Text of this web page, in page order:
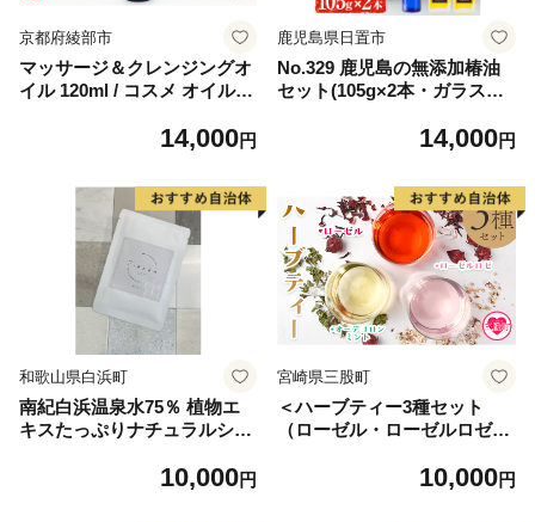
京都府綾部市
マッサージ＆クレンジングオ
イル 120ml / コスメ オイル
京都ちどりや［BSCJ001］
14,000円
鹿児島県日置市
No.329 鹿児島の無添加椿油
セット(105g×2本・ガラスス
14,000円
和歌山県白浜町
南紀白浜温泉水75％ 植物エ
キスたっぷりナチュラルシー
10,000円
宮崎県三股町
＜ハーブティー3種セット
（ローゼル・ローゼルロゼ・
ブハイビスカス ローゼルの実
10,000円